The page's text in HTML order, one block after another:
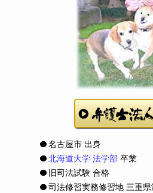
名古屋市 出身
北海道大学 法学部 卒業
旧司法試験 合格
司法修習実務修習地 三重県